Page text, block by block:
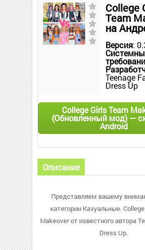
College
Team
на
Версия:
Teenage
Dress Up
College Girls Team
(Обновленный мод) —
Android
Описание
Представляем вашему
категории Казуальные.
Makeover от известного автора
Dress Up.